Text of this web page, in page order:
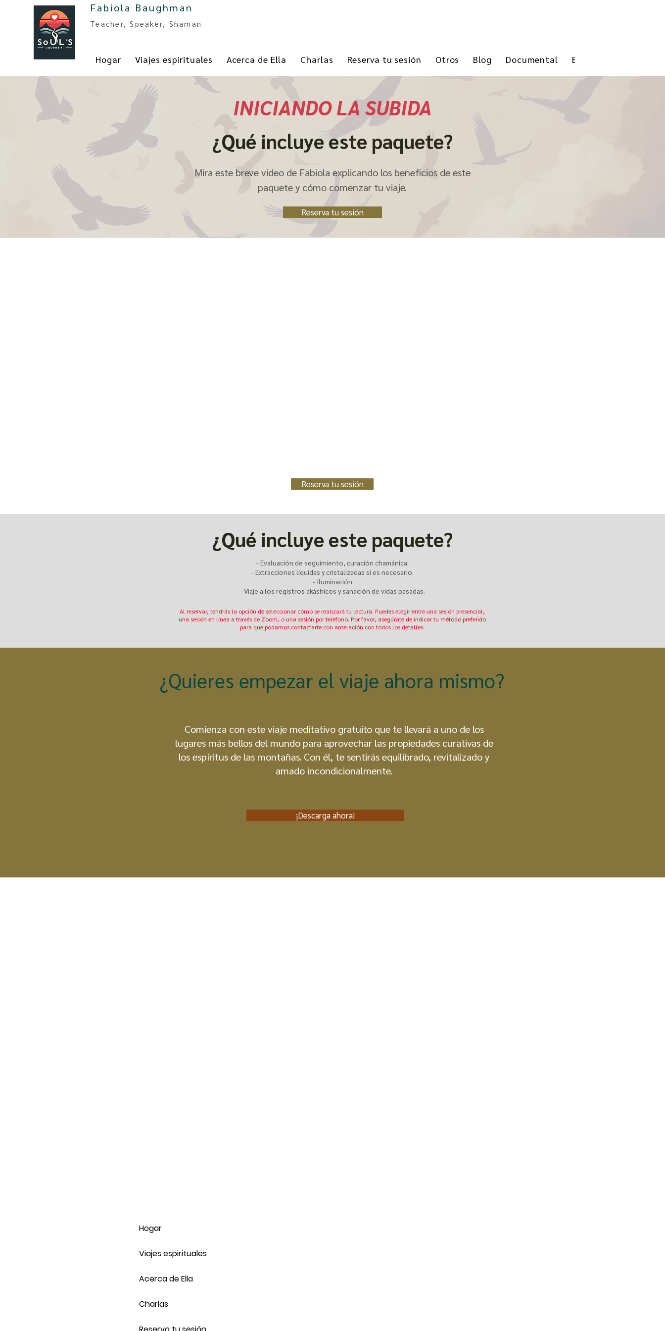
Fabiola Baughman
Teacher, Speaker, Shaman
Hogar Viajes espirituales Acerca de Ella Charlas Reserva tu sesión Otros Blog Documental Event List
¿Qué incluye este paquete?
INICIANDO LA SUBIDA
Mira este breve video de Fabiola explicando los beneficios de este
paquete y cómo comenzar tu viaje.
Reserva tu sesión
Reserva tu sesión
¿Qué incluye este paquete?
- Evaluación de seguimiento, curación chamánica.
- Extracciones líquidas y cristalizadas si es necesario.
- Iluminación
- Viaje a los registros akáshicos y sanación de vidas pasadas.
Al reservar, tendrás la opción de seleccionar cómo se realizará tu lectura. Puedes elegir entre una sesión presencial,
una sesión en línea a través de Zoom, o una sesión por teléfono. Por favor, asegúrate de indicar tu método preferido
para que podamos contactarte con antelación con todos los detalles.
¡Descarga ahora!
¿Quieres empezar el viaje ahora mismo?
Comienza con este viaje meditativo gratuito que te llevará a uno de los
lugares más bellos del mundo para aprovechar las propiedades curativas de
los espíritus de las montañas. Con él, te sentirás equilibrado, revitalizado y
amado incondicionalmente.
Hogar
Viajes espirituales
Acerca de Ella
Charlas